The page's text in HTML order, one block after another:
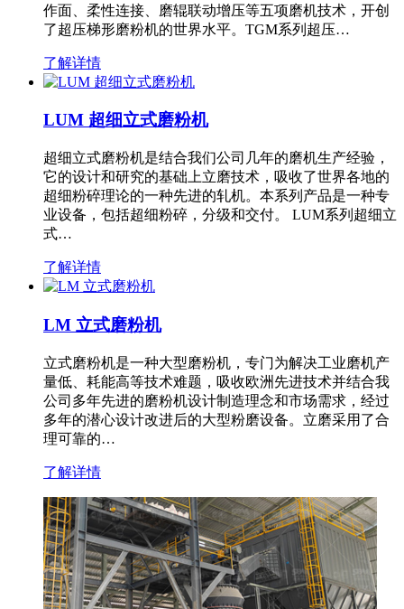
作面、柔性连接、磨辊联动增压等五项磨机技术，开创
了超压梯形磨粉机的世界水平。TGM系列超压…
了解详情
LUM 超细立式磨粉机
超细立式磨粉机是结合我们公司几年的磨机生产经验，
它的设计和研究的基础上立磨技术，吸收了世界各地的
超细粉碎理论的一种先进的轧机。本系列产品是一种专
业设备，包括超细粉碎，分级和交付。 LUM系列超细立
式…
了解详情
LM 立式磨粉机
立式磨粉机是一种大型磨粉机，专门为解决工业磨机产
量低、耗能高等技术难题，吸收欧洲先进技术并结合我
公司多年先进的磨粉机设计制造理念和市场需求，经过
多年的潜心设计改进后的大型粉磨设备。立磨采用了合
理可靠的…
了解详情